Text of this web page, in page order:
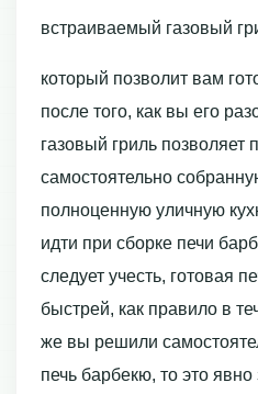
встраиваемый газовый
который позволит вам
после того, как вы его
газовый гриль позволяет
самостоятельно
полноценную уличную
идти при сборке печи
следует учесть, готовая
быстрей, как правило в
же вы решили
печь барбекю, то это